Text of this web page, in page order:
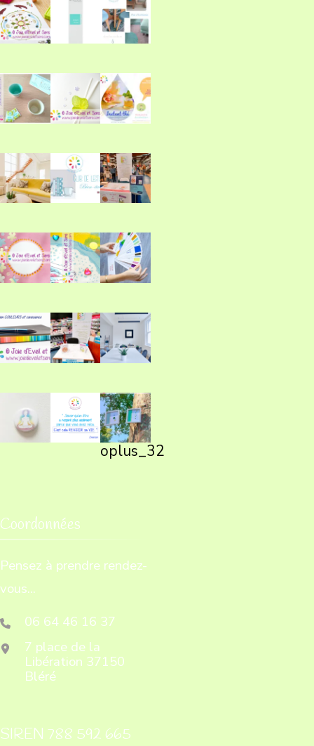
oplus_32
Coordonnées
Pensez à prendre rendez-
vous...
06 64 46 16 37
7 place de la
Libération 37150
Bléré
SIREN 788 592 665